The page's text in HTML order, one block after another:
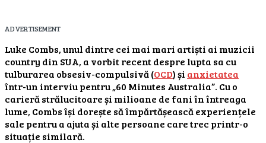
ADVERTISEMENT
Luke Combs, unul dintre cei mai mari artiști ai muzicii
country din SUA, a vorbit recent despre lupta sa cu
tulburarea obsesiv-compulsivă (OCD) și anxietatea
într-un interviu pentru „60 Minutes Australia”. Cu o
carieră strălucitoare și milioane de fani în întreaga
lume, Combs își dorește să împărtășească experiențele
sale pentru a ajuta și alte persoane care trec printr-o
situație similară.